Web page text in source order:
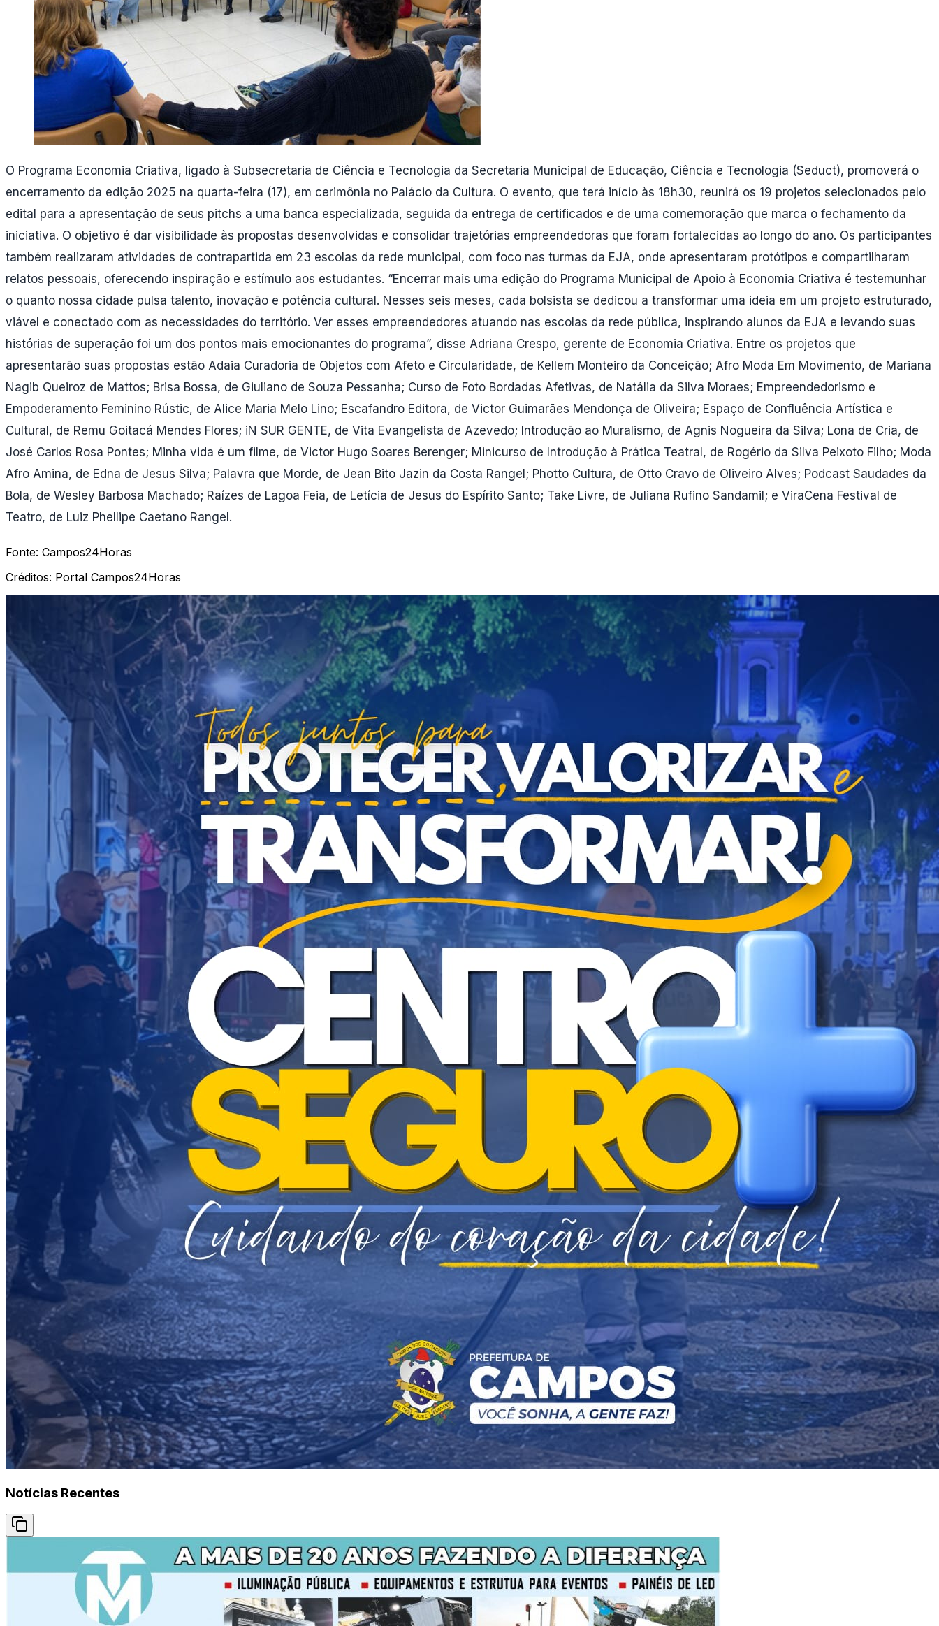
O Programa Economia Criativa, ligado à Subsecretaria de Ciência e Tecnologia da Secretaria Municipal de Educação, Ciência e Tecnologia (Seduct), promoverá o
encerramento da edição 2025 na quarta-feira (17), em cerimônia no Palácio da Cultura. O evento, que terá início às 18h30, reunirá os 19 projetos selecionados pelo
edital para a apresentação de seus pitchs a uma banca especializada, seguida da entrega de certificados e de uma comemoração que marca o fechamento da
iniciativa. O objetivo é dar visibilidade às propostas desenvolvidas e consolidar trajetórias empreendedoras que foram fortalecidas ao longo do ano. Os participantes
também realizaram atividades de contrapartida em 23 escolas da rede municipal, com foco nas turmas da EJA, onde apresentaram protótipos e compartilharam
relatos pessoais, oferecendo inspiração e estímulo aos estudantes. “Encerrar mais uma edição do Programa Municipal de Apoio à Economia Criativa é testemunhar
o quanto nossa cidade pulsa talento, inovação e potência cultural. Nesses seis meses, cada bolsista se dedicou a transformar uma ideia em um projeto estruturado,
viável e conectado com as necessidades do território. Ver esses empreendedores atuando nas escolas da rede pública, inspirando alunos da EJA e levando suas
histórias de superação foi um dos pontos mais emocionantes do programa”, disse Adriana Crespo, gerente de Economia Criativa. Entre os projetos que
apresentarão suas propostas estão Adaia Curadoria de Objetos com Afeto e Circularidade, de Kellem Monteiro da Conceição; Afro Moda Em Movimento, de Mariana
Nagib Queiroz de Mattos; Brisa Bossa, de Giuliano de Souza Pessanha; Curso de Foto Bordadas Afetivas, de Natália da Silva Moraes; Empreendedorismo e
Empoderamento Feminino Rústic, de Alice Maria Melo Lino; Escafandro Editora, de Victor Guimarães Mendonça de Oliveira; Espaço de Confluência Artística e
Cultural, de Remu Goitacá Mendes Flores; iN SUR GENTE, de Vita Evangelista de Azevedo; Introdução ao Muralismo, de Agnis Nogueira da Silva; Lona de Cria, de
José Carlos Rosa Pontes; Minha vida é um filme, de Victor Hugo Soares Berenger; Minicurso de Introdução à Prática Teatral, de Rogério da Silva Peixoto Filho; Moda
Afro Amina, de Edna de Jesus Silva; Palavra que Morde, de Jean Bito Jazin da Costa Rangel; Photto Cultura, de Otto Cravo de Oliveiro Alves; Podcast Saudades da
Bola, de Wesley Barbosa Machado; Raízes de Lagoa Feia, de Letícia de Jesus do Espírito Santo; Take Livre, de Juliana Rufino Sandamil; e ViraCena Festival de
Teatro, de Luiz Phellipe Caetano Rangel.
Fonte: Campos24Horas
Créditos: Portal Campos24Horas
Notícias Recentes